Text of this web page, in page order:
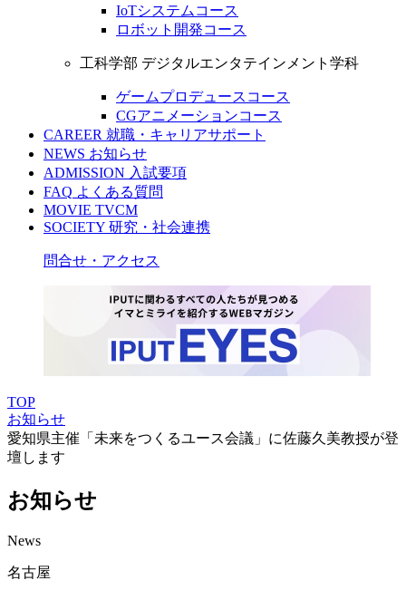
IoTシステムコース
ロボット開発コース
工科学部 デジタルエンタテインメント学科
ゲームプロデュースコース
CGアニメーションコース
CAREER 就職・キャリアサポート
NEWS お知らせ
ADMISSION 入試要項
FAQ よくある質問
MOVIE TVCM
SOCIETY 研究・社会連携
問合せ・アクセス
TOP
お知らせ
愛知県主催「未来をつくるユース会議」に佐藤久美教授が登
壇します
お知らせ
News
名古屋